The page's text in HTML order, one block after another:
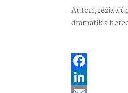
Autori, réžia a
dramatik a
Facebook